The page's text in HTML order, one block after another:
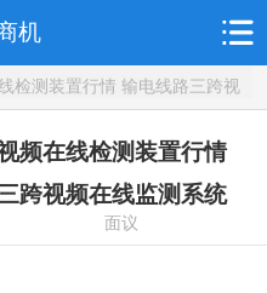
机
检测装置行情 输电线路三跨视
频在线检测装置行情
跨视频在线监测系统
面议